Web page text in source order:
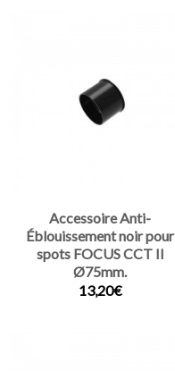
Accessoire Anti-
Éblouissement noir pour
spots FOCUS CCT II
Ø75mm.
13,20€